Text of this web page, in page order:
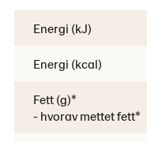
Energi (kJ)
Energi (kcal)
Fett (g)*
- hvorav mettet fett*